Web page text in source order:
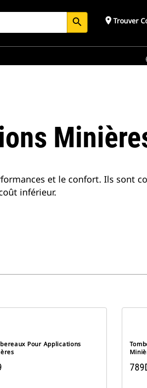
search place Trouver
et le confort. Ils sont
inférieur.
Pour Applications